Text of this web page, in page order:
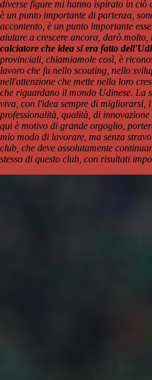
diverse figure mi hanno ispirato in ciò
è un punto importante di partenza,
accontento, è un punto importante
aiutare a crescere ancora, darò
calciatore che idea si era fatto
provinciali, chiamiamole così, è
lavoro che fa nello scouting, nello
nell'attenzione che mette nella loro
che riguardano il mondo Udinese. La
viva, con l'idea sempre di migliorarsi,
professionalità, qualità, di innovazione
qui è motivo di grande orgoglio,
mio modo di lavorare, ma senza
club, che deve assolutamente
stesso di questo club, con risultati